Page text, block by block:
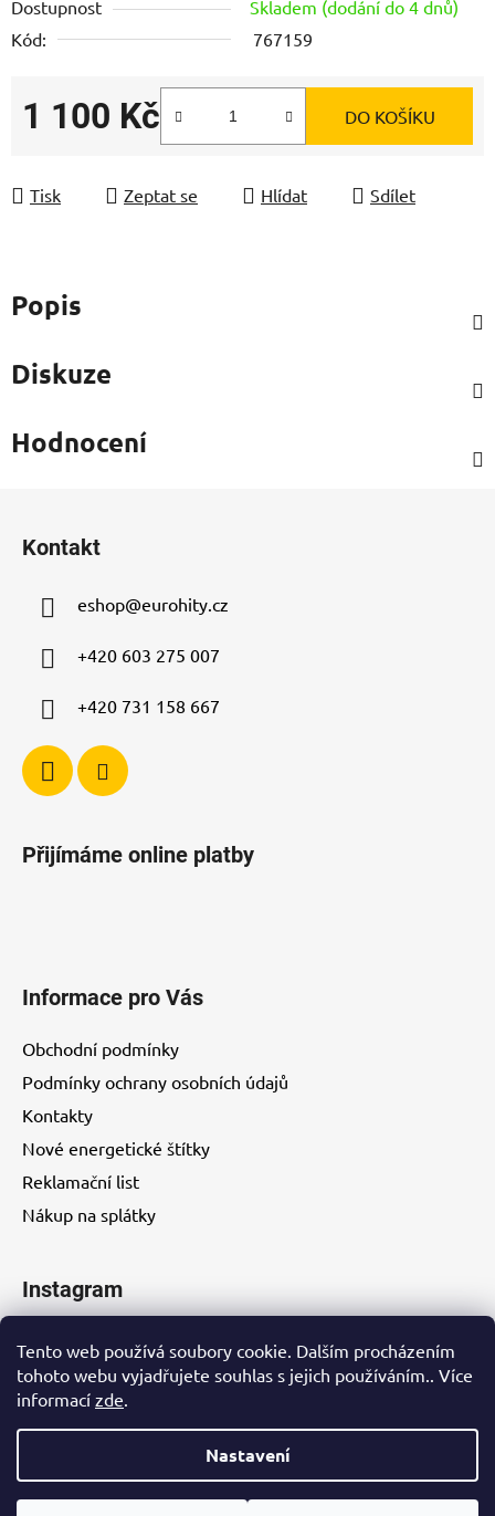
Tento web používá soubory cookie. Dalším procházením
tohoto webu vyjadřujete souhlas s jejich používáním.. Více
informací zde.
Nastavení
Dostupnost
Skladem (dodání do 4 dnů)
Kód:
767159
1 100 Kč DO KOŠÍKU
Tisk Zeptat se Hlídat Sdílet
Popis
Diskuze
Hodnocení
Kontakt
eshop@eurohity.cz
+420 603 275 007
+420 731 158 667
Přijímáme online platby
Informace pro Vás
Obchodní podmínky
Podmínky ochrany osobních údajů
Kontakty
Nové energetické štítky
Reklamační list
Nákup na splátky
Instagram
Vytvořil Shoptet